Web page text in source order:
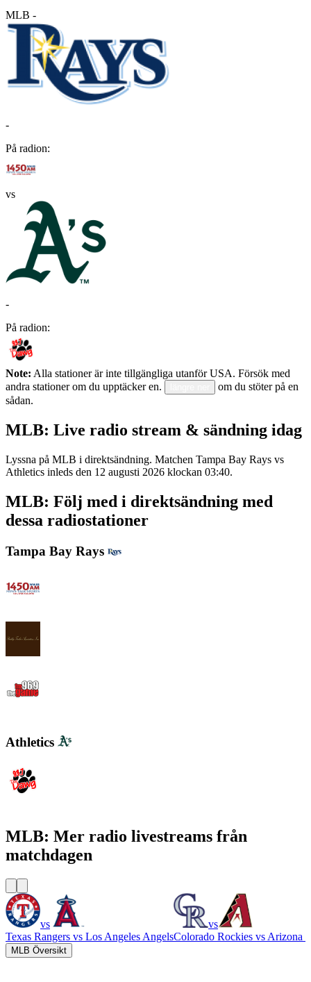
MLB -
-
På radion:
vs
-
På radion:
Note: Alla stationer är inte tillgängliga utanför USA. Försök med
andra stationer om du upptäcker en.
om du stöter på en
sådan.
MLB: Live radio stream & sändning idag
Lyssna på MLB i direktsändning. Matchen Tampa Bay Rays vs
Athletics inleds den 12 augusti 2026 klockan 03:40.
MLB: Följ med i direktsändning med
dessa radiostationer
Tampa Bay Rays
Athletics
MLB: Mer radio livestreams från
matchdagen
vs
Texas Rangers vs Los Angeles Angels
vs
Colorado Rockies vs Arizona
MLB Översikt